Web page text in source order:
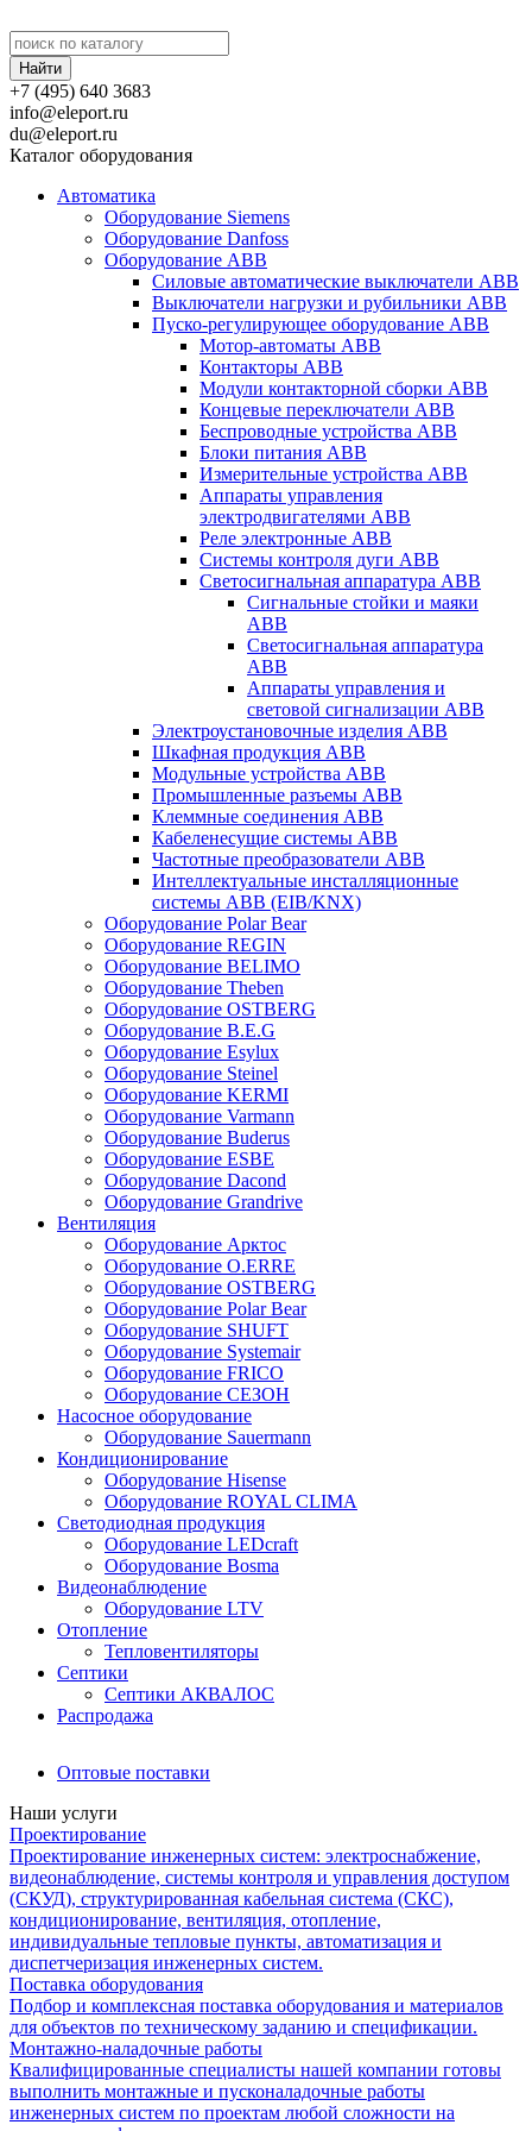
+7 (495) 640 3683
info@eleport.ru
du@eleport.ru
Каталог оборудования
Автоматика
Оборудование Siemens
Оборудование Danfoss
Оборудование ABB
Силовые автоматические выключатели ABB
Выключатели нагрузки и рубильники ABB
Пуско-регулирующее оборудование ABB
Мотор-автоматы ABB
Контакторы ABB
Модули контакторной сборки ABB
Концевые переключатели ABB
Беспроводные устройства ABB
Блоки питания ABB
Измерительные устройства ABB
Аппараты управления
электродвигателями ABB
Реле электронные ABB
Системы контроля дуги ABB
Светосигнальная аппаратура ABB
Сигнальные стойки и маяки
ABB
Светосигнальная аппаратура
ABB
Аппараты управления и
световой сигнализации ABB
Электроустановочные изделия ABB
Шкафная продукция ABB
Модульные устройства ABB
Промышленные разъемы ABB
Клеммные соединения ABB
Кабеленесущие системы ABB
Частотные преобразователи ABB
Интеллектуальные инсталляционные
системы ABB (EIB/KNX)
Оборудование Polar Bear
Оборудование REGIN
Оборудование BELIMO
Оборудование Theben
Оборудование OSTBERG
Оборудование B.E.G
Оборудование Esylux
Оборудование Steinel
Оборудование KERMI
Оборудование Varmann
Оборудование Buderus
Оборудование ESBE
Оборудование Dacond
Оборудование Grandrive
Вентиляция
Оборудование Арктос
Оборудование O.ERRE
Оборудование OSTBERG
Оборудование Polar Bear
Оборудование SHUFT
Оборудование Systemair
Оборудование FRICO
Оборудование СЕЗОН
Насосное оборудование
Оборудование Sauermann
Кондиционирование
Оборудование Hisense
Оборудование ROYAL CLIMA
Светодиодная продукция
Оборудование LEDcraft
Оборудование Bosma
Видеонаблюдение
Оборудование LTV
Отопление
Тепловентиляторы
Септики
Септики АКВАЛОС
Распродажа
Оптовые поставки
Наши услуги
Проектирование
Проектирование инженерных систем: электроснабжение,
видеонаблюдение, системы контроля и управления доступом
(СКУД), структурированная кабельная система (СКС),
кондиционирование, вентиляция, отопление,
индивидуальные тепловые пункты, автоматизация и
диспетчеризация инженерных систем.
Поставка оборудования
Подбор и комплексная поставка оборудования и материалов
для объектов по техническому заданию и спецификации.
Монтажно-наладочные работы
Квалифицированные специалисты нашей компании готовы
выполнить монтажные и пусконаладочные работы
инженерных систем по проектам любой сложности на